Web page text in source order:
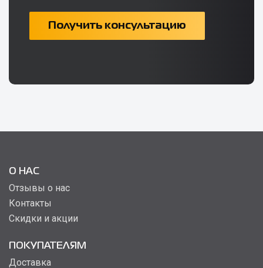
Получить консультацию
О НАС
Отзывы о нас
Контакты
Скидки и акции
ПОКУПАТЕЛЯМ
Доставка